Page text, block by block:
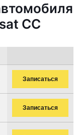
CC
Записаться
Записаться